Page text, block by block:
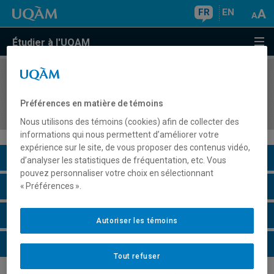
FR EN
Étudier à l'UQAM
COURS//
l'innovation
Description du cours
Horaire - Été 2026
Horaire - Automne 2026
Horaire - Hiver 2027
Préférences en matière de témoins
Nous utilisons des témoins (cookies) afin de collecter des
informations qui nous permettent d’améliorer votre
expérience sur le site, de vous proposer des contenus vidéo,
d’analyser les statistiques de fréquentation, etc. Vous
pouvez personnaliser votre choix en sélectionnant
« Préférences ».
Tout refuser
Autoriser les témoins